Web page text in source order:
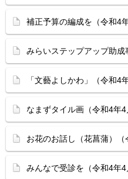
補正予算の編成を（令和4
みらいステップアップ助成
「文藝よしかわ」（令和4
なまずタイル画（令和4年4
お花のお話し（花菖蒲）（
みんなで受診を（令和4年4